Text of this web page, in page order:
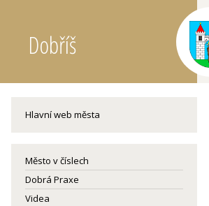
Dobříš
Hlavní web města
Město v číslech
Dobrá Praxe
Videa